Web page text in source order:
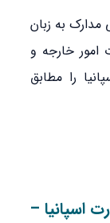
به زبان
امور خارجه و
را مطابق
اسپانیا –